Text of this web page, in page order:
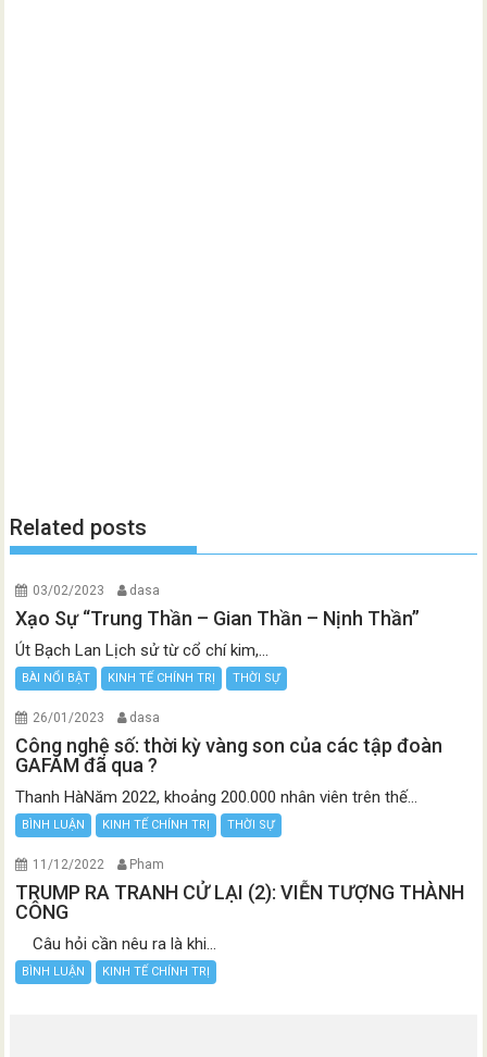
Related posts
03/02/2023 dasa
Xạo Sự “Trung Thần – Gian Thần – Nịnh Thần”
Út Bạch Lan Lịch sử từ cổ chí kim,...
BÀI NỔI BẬT KINH TẾ CHÍNH TRỊ THỜI SỰ
26/01/2023 dasa
Công nghệ số: thời kỳ vàng son của các tập đoàn
GAFAM đã qua ?
Thanh HàNăm 2022, khoảng 200.000 nhân viên trên thế...
BÌNH LUẬN KINH TẾ CHÍNH TRỊ THỜI SỰ
11/12/2022 Pham
TRUMP RA TRANH CỬ LẠI (2): VIỄN TƯỢNG THÀNH
CÔNG
Câu hỏi cần nêu ra là khi...
BÌNH LUẬN KINH TẾ CHÍNH TRỊ